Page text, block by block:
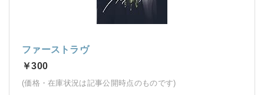
ファーストラヴ
￥300
(価格・在庫状況は記事公開時点のものです)